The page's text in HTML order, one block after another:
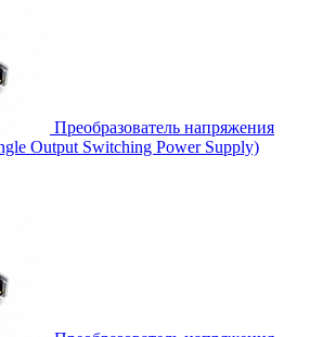
Преобразователь напряжения
Output Switching Power Supply)